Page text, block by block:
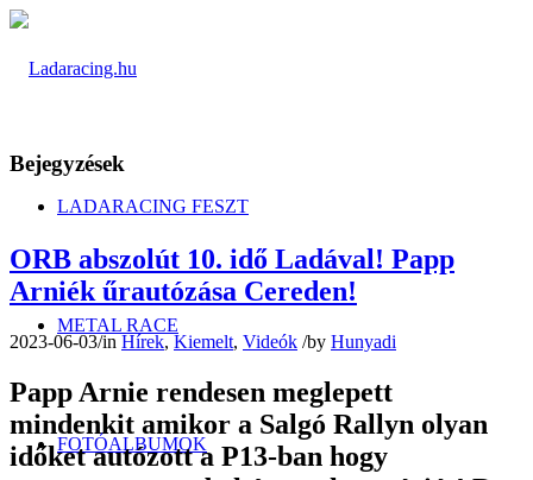
LADARACING FESZT
METAL RACE
FOTÓALBUMOK
Bejegyzések
ORB abszolút 10. idő Ladával! Papp
Arniék űrautózása Cereden!
2023-06-03/in Hírek, Kiemelt, Videók /by Hunyadi
Papp Arnie rendesen meglepett
mindenkit amikor a Salgó Rallyn olyan
időket autózott a P13-ban hogy